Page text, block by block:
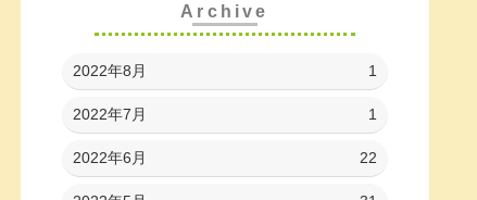
Archive
2022年8月 1
2022年7月 1
2022年6月 22